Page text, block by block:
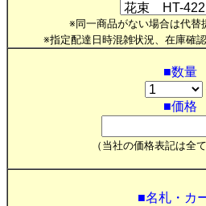
※同一商品がない場合は代替
※指定配達日時混雑状況、在庫確
■数量
■価格
（当社の価格表記は全
■名札・カ